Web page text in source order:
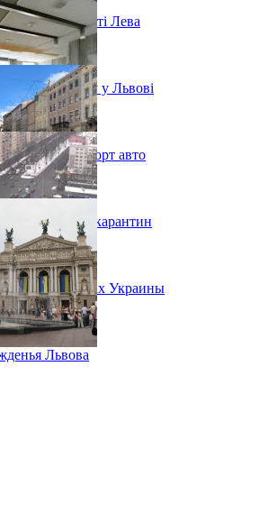
морозива у місті Лева
карантину у Львові
урезали импорт авто
ужесточают карантин
Вече в городах Украины
Львова